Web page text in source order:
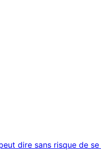
dire sans risque de